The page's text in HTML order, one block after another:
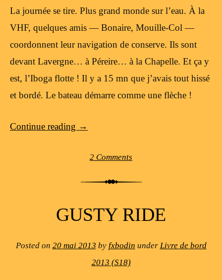
La journée se tire. Plus grand monde sur l’eau. À la
VHF, quelques amis — Bonaire, Mouille-Col —
coordonnent leur navigation de conserve. Ils sont
devant Lavergne… à Péreire… à la Chapelle. Et ça y
est, l’Iboga flotte ! Il y a 15 mn que j’avais tout hissé
et bordé. Le bateau démarre comme une flèche !
Continue reading →
2 Comments
GUSTY RIDE
Posted on 20 mai 2013 by fxbodin under Livre de bord
2013 (S18)